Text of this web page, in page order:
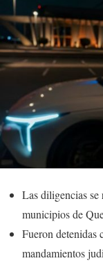
Las diligencias se
municipios de
Fueron detenidas
mandamientos